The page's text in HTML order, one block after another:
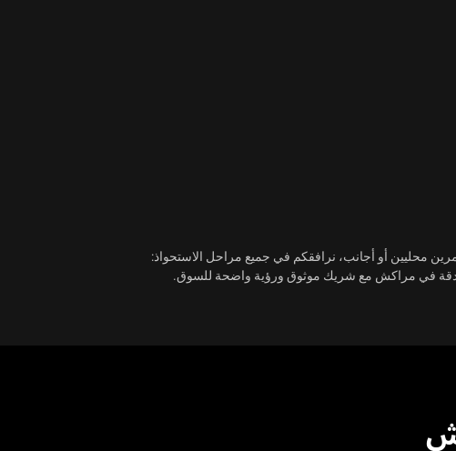
محليين أو أجانب، نرافقكم في جميع مراحل الاستحواذ:
في مراكش مع شريك موثوق ورؤية واضحة للسوق.